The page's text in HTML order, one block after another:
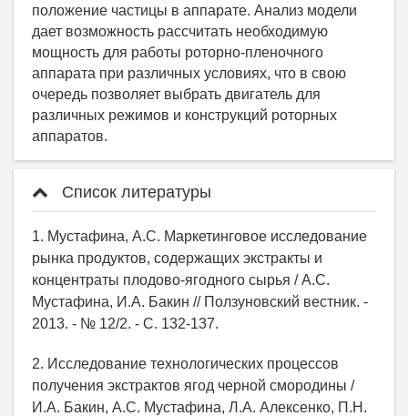
Список литературы
1. Мустафина, А.С. Маркетинговое исследование
рынка продуктов, содержащих экстракты и
концентраты плодово-ягодного сырья / А.С.
Мустафина, И.А. Бакин // Ползуновский вестник. -
2013. - № 12/2. - С. 132-137.
2. Исследование технологических процессов
получения экстрактов ягод черной смородины /
И.А. Бакин, А.С. Мустафина, Л.А. Алексенко, П.Н.